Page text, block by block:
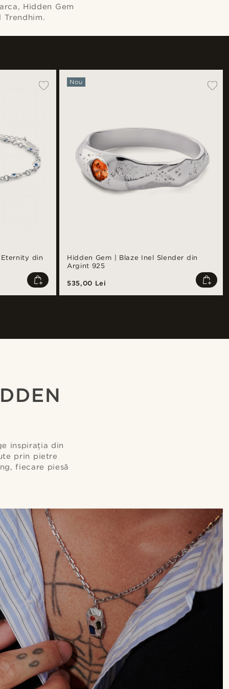
Hidden Gem
din
Hidden Gem | Blaze Inel Slender din
Argint 925
Nou
535,00 Lei
inspirația din
prin pietre
fiecare piesă